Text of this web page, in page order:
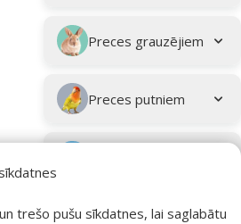
trešo pušu sīkdatnes, lai saglabātu
Preces grauzējiem
Preces putniem
Preces